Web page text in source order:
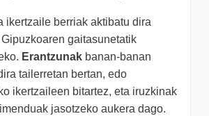
ikertzaile berriak aktibatu dira
gaitasunetatik
Erantzunak banan-banan
tailerretan bertan, edo
ikertzaileen bitartez, eta iruzkinak
jasotzeko aukera dago.